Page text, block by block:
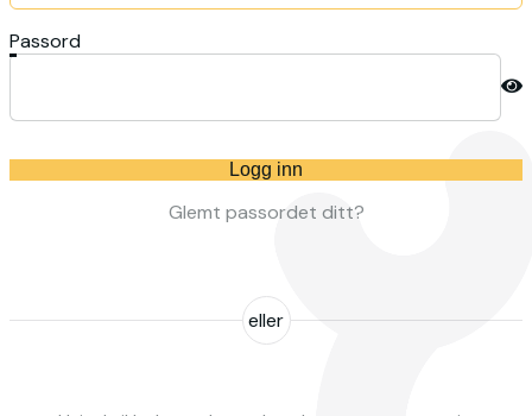
Passord
Logg inn
Glemt passordet ditt?
eller